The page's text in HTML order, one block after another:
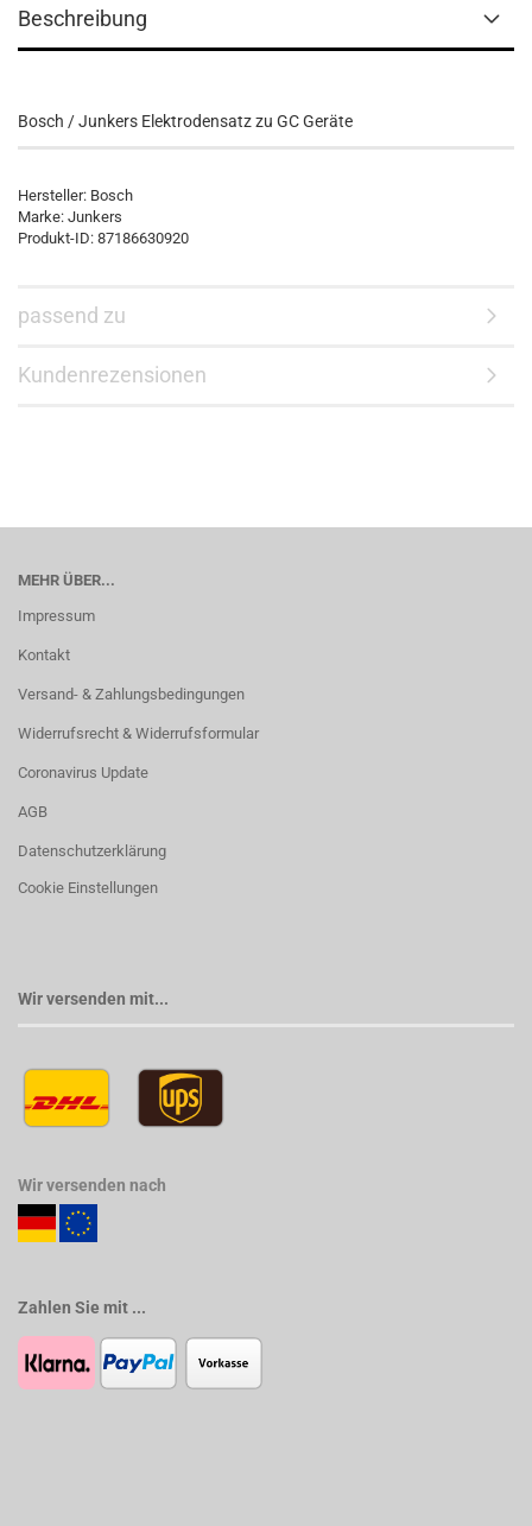
Beschreibung
Bosch / Junkers Elektrodensatz zu GC Geräte
Hersteller: Bosch
Marke: Junkers
Produkt-ID: 87186630920
passend zu
Kundenrezensionen
MEHR ÜBER...
Impressum
Kontakt
Versand- & Zahlungsbedingungen
Widerrufsrecht & Widerrufsformular
Coronavirus Update
AGB
Datenschutzerklärung
Cookie Einstellungen
Wir versenden mit...
Wir versenden nach
Zahlen Sie mit ...